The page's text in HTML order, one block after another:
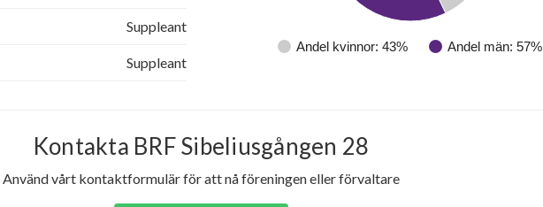
Suppleant
Suppleant
Andel kvinnor: 43% Andel män: 57%
Kontakta BRF Sibeliusgången 28
Använd vårt kontaktformulär för att nå föreningen eller förvaltare